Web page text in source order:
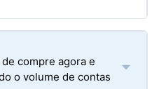
compre agora e
o volume de contas